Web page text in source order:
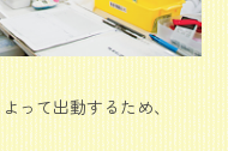
って出動するため、